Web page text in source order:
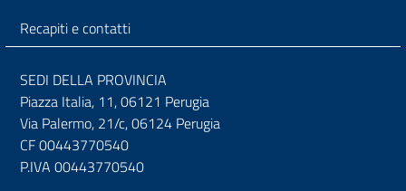
Recapiti e contatti
SEDI DELLA PROVINCIA
Piazza Italia, 11, 06121 Perugia
Via Palermo, 21/c, 06124 Perugia
CF 00443770540
P.IVA 00443770540